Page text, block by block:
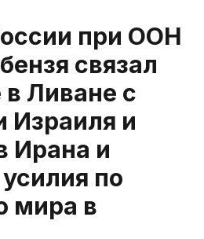
при ООН
связал
в Ливане с
Израиля и
Ирана и
по
мира в